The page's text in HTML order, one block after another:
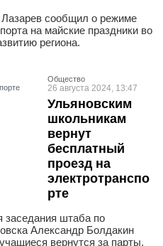
Лазарев сообщил о режиме
на майские праздники во
региона.
Общество
26 августа 2024, 13:47
Ульяновским
школьникам
вернут
бесплатный
проезд на
электротранспо
рте
заседания штаба по
Александр Болдакин
вернутся за парты.